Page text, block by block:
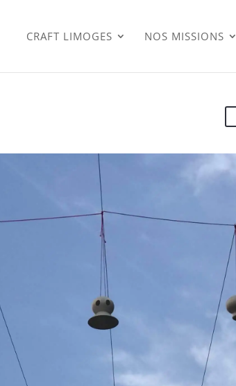
CRAFT LIMOGES NOS MISSIONS